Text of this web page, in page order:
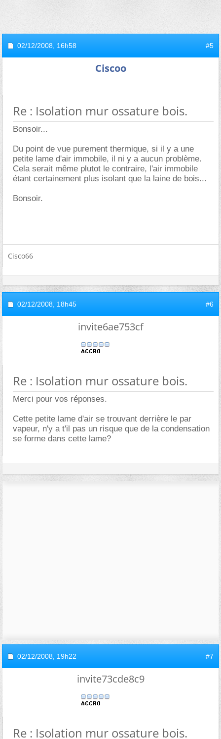
02/12/2008, 16h58 #5
Ciscoo
Re : Isolation mur ossature bois.
Bonsoir...
Du point de vue purement thermique, si il y a une
petite lame d'air immobile, il ni y a aucun problème.
Cela serait même plutot le contraire, l'air immobile
étant certainement plus isolant que la laine de bois...
Bonsoir.
Cisco66
02/12/2008, 18h45 #6
invite6ae753cf
Re : Isolation mur ossature bois.
Merci pour vos réponses.
Cette petite lame d'air se trouvant derrière le par
vapeur, n'y a t'il pas un risque que de la condensation
se forme dans cette lame?
02/12/2008, 19h22 #7
invite73cde8c9
Re : Isolation mur ossature bois.